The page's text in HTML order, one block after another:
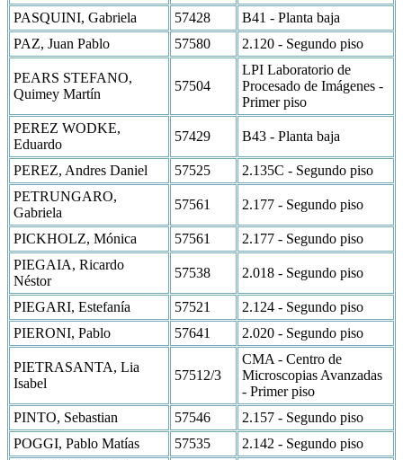
PASQUINI, Gabriela 57428
B41 - Planta baja
PAZ, Juan Pablo
57580 2.120 - Segundo piso
PEARS STEFANO,
Quimey Martín
57504
LPI Laboratorio de
Procesado de Imágenes -
Primer piso
PEREZ WODKE,
Eduardo
57429 B43 - Planta baja
PEREZ, Andres Daniel 57525
2.135C - Segundo piso
PETRUNGARO,
Gabriela
57561 2.177 - Segundo piso
PICKHOLZ, Mónica 57561
2.177 - Segundo piso
PIEGAIA, Ricardo
Néstor
57538 2.018 - Segundo piso
PIEGARI, Estefanía 57521
2.124 - Segundo piso
PIERONI, Pablo
57641 2.020 - Segundo piso
PIETRASANTA, Lia
Isabel
57512/3
CMA - Centro de
Microscopias Avanzadas
- Primer piso
PINTO, Sebastian
57546
2.157 - Segundo piso
POGGI, Pablo Matías
57535
2.142 - Segundo piso